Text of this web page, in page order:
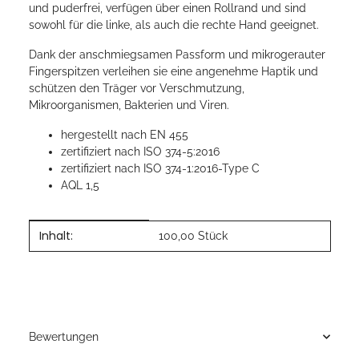
und puderfrei, verfügen über einen Rollrand und sind
sowohl für die linke, als auch die rechte Hand geeignet.
Dank der anschmiegsamen Passform und mikrogerauter
Fingerspitzen verleihen sie eine angenehme Haptik und
schützen den Träger vor Verschmutzung,
Mikroorganismen, Bakterien und Viren.
hergestellt nach EN 455
zertifiziert nach ISO 374-5:2016
zertifiziert nach ISO 374-1:2016-Type C
AQL 1,5
Produkteigenschaft
Wert
Inhalt: 100,00 Stück
Bewertungen